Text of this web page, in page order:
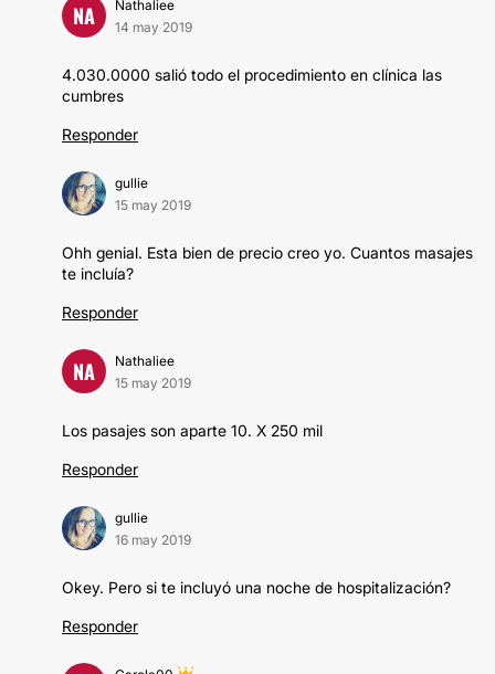
NA
Nathaliee
14 may 2019
4.030.0000 salió todo el procedimiento en clínica las
cumbres
Responder
gullie
15 may 2019
Ohh genial. Esta bien de precio creo yo. Cuantos masajes
te incluía?
Responder
NA
Nathaliee
15 may 2019
Los pasajes son aparte 10. X 250 mil
Responder
gullie
16 may 2019
Okey. Pero si te incluyó una noche de hospitalización?
Responder